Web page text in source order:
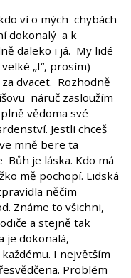
ví o mých chybách
dokonalý a k
daleko i já. My lidé
„I“, prosím)
dvacet. Rozhodně
náruč zasloužím
vědoma své
Jestli chceš
mně bere ta
je láska. Kdo má
mě pochopí. Lidská
něčím
Známe to všichni,
a stejně tak
je dokonalá,
I největším
Problém